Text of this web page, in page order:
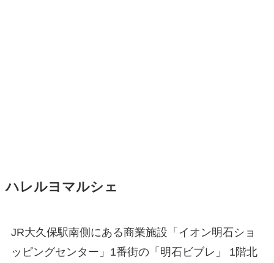
ハレルヨマルシェ
JR大久保駅南側にある商業施設「イオン明石ショ
ッピングセンター」1番街の「明石ビブレ」 1階北